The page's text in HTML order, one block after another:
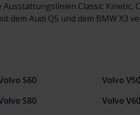
Classic Kinetic,
dem Audi Q5 und dem BMW X3
S60
S80
Volvo V50
Volvo V60